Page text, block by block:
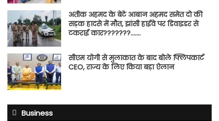
अतीक अहमद के बेटे आबान अहमद समेत दो की
सड़क हादसे में मौत, झांसी हाईवे पर डिवाइडर से
टकराई कार???????…….
सीएम योगी से मुलाकात के बाद बोले फ्लिपकार्ट
CEO, राज्य के लिए किया बड़ा ऐलान
Business